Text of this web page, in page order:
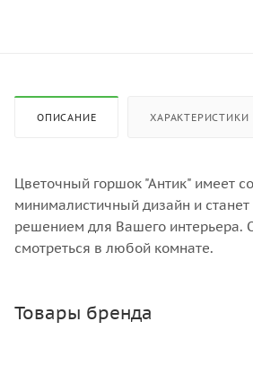
ОПИСАНИЕ ХАРАКТЕРИСТИКИ
Цветочный горшок "Антик" имеет
минималистичный дизайн и
решением для Вашего интерьера.
смотреться в любой комнате.
Товары бренда